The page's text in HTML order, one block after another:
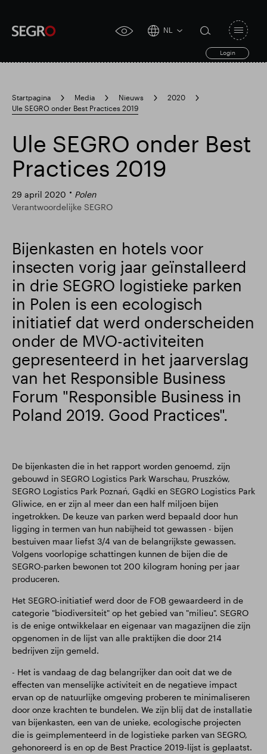
accessibility
NL
Login
search
form
Submit
search
Search
toggle
Startpagina Media Nieuws
2020
Ule SEGRO onder Best Practices 2019
Ule SEGRO onder Best
Practices 2019
29 april 2020
Polen
Verantwoordelijke SEGRO
Bijenkasten en hotels voor
insecten vorig jaar geïnstalleerd
in drie SEGRO logistieke parken
in Polen is een ecologisch
initiatief dat werd onderscheiden
onder de MVO-activiteiten
gepresenteerd in het jaarverslag
van het Responsible Business
Forum "Responsible Business in
Poland 2019. Good Practices".
De bijenkasten die in het rapport worden genoemd, zijn
gebouwd in SEGRO Logistics Park Warschau, Pruszków,
SEGRO Logistics Park Poznań, Gądki en SEGRO Logistics Park
Gliwice, en er zijn al meer dan een half miljoen bijen
ingetrokken. De keuze van parken werd bepaald door hun
ligging in termen van hun nabijheid tot gewassen - bijen
bestuiven maar liefst 3/4 van de belangrijkste gewassen.
Volgens voorlopige schattingen kunnen de bijen die de
SEGRO-parken bewonen tot 200 kilogram honing per jaar
produceren.
Het SEGRO-initiatief werd door de FOB gewaardeerd in de
categorie "biodiversiteit" op het gebied van "milieu". SEGRO
is de enige ontwikkelaar en eigenaar van magazijnen die zijn
opgenomen in de lijst van alle praktijken die door 214
bedrijven zijn gemeld.
- Het is vandaag de dag belangrijker dan ooit dat we de
effecten van menselijke activiteit en de negatieve impact
ervan op de natuurlijke omgeving proberen te minimaliseren
door onze krachten te bundelen. We zijn blij dat de installatie
van bijenkasten, een van de unieke, ecologische projecten
die is geïmplementeerd in de logistieke parken van SEGRO,
gehonoreerd is en op de Best Practice 2019-lijst is geplaatst.